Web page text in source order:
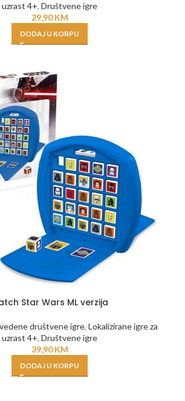
uzrast 4+, Društvene igre
29,90KM
DODAJ U KORPU
Star Wars ML verzija
društvene igre, Lokalizirane igre za
uzrast 4+, Društvene igre
39,90KM
DODAJ U KORPU